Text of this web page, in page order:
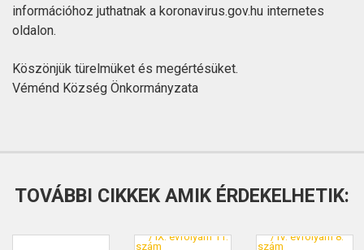
információhoz juthatnak a koronavirus.gov.hu internetes
oldalon.
Köszönjük türelmüket és megértésüket.
Véménd Község Önkormányzata
TOVÁBBI CIKKEK AMIK ÉRDEKELHETIK: